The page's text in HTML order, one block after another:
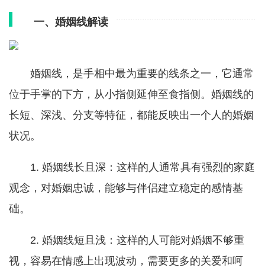
一、婚姻线解读
婚姻线，是手相中最为重要的线条之一，它通常
位于手掌的下方，从小指侧延伸至食指侧。婚姻线的
长短、深浅、分支等特征，都能反映出一个人的婚姻
状况。
1. 婚姻线长且深：这样的人通常具有强烈的家庭
观念，对婚姻忠诚，能够与伴侣建立稳定的感情基
础。
2. 婚姻线短且浅：这样的人可能对婚姻不够重
视，容易在情感上出现波动，需要更多的关爱和呵